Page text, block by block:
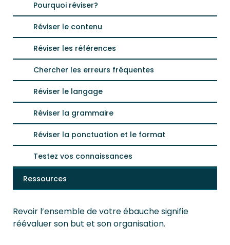
Pourquoi réviser?
Réviser le contenu
Réviser les références
Chercher les erreurs fréquentes
Réviser le langage
Réviser la grammaire
Réviser la ponctuation et le format
Testez vos connaissances
Ressources
Revoir l’ensemble de votre ébauche signifie
réévaluer son but et son organisation.